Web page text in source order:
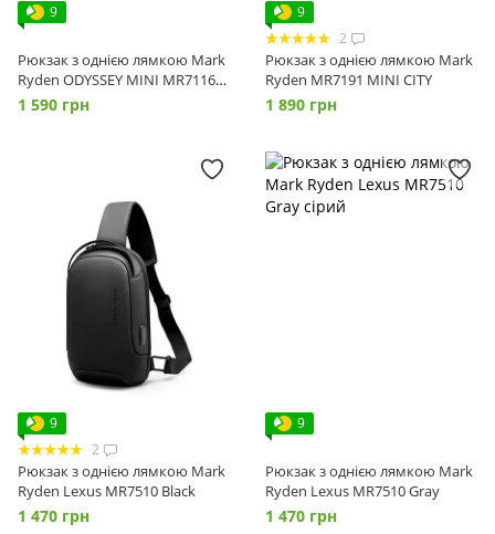
9
Рюкзак з однією лямкою Mark
Ryden ODYSSEY MINI MR7116
Gray
1 590 грн
9
2
Рюкзак з однією лямкою Mark
Ryden MR7191 MINI CITY
1 890 грн
9
2
Рюкзак з однією лямкою Mark
Ryden Lexus MR7510 Black
1 470 грн
9
Рюкзак з однією лямкою Mark
Ryden Lexus MR7510 Gray
1 470 грн